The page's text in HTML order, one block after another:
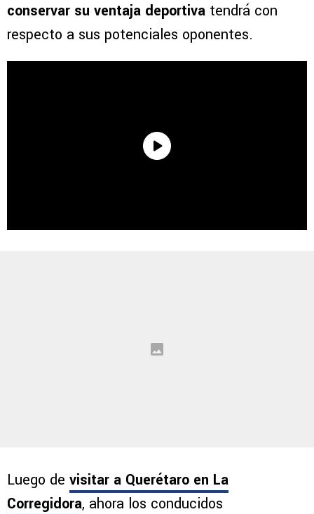
conservar su ventaja deportiva tendrá con
respecto a sus potenciales oponentes.
Luego de visitar a Querétaro en La
Corregidora, ahora los conducidos